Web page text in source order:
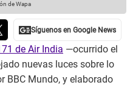
de Wapa
de Air India —ocurrido el
nuevas luces sobre lo
BBC Mundo, y elaborado